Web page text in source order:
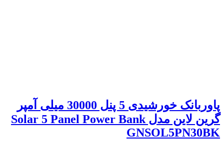
پاوربانک خورشیدی 5 پنل 30000 میلی آمپر
گرین لاین مدل Solar 5 Panel Power Bank
GNSOL5PN30BK